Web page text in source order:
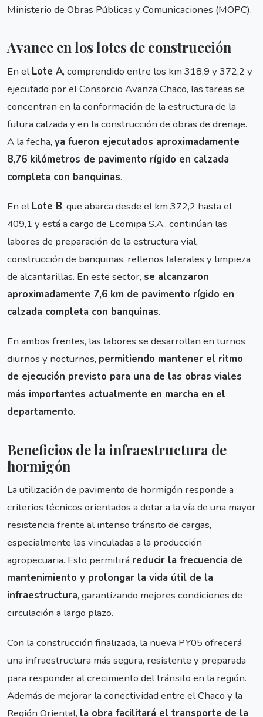
Ministerio de Obras Públicas y Comunicaciones (MOPC).
Avance en los lotes de construcción
En elLote A, comprendido entre los km 318,9 y 372,2 y
ejecutado por el Consorcio Avanza Chaco, las tareas se
concentran en la conformación de la estructura de la
futura calzada y en la construcción de obras de drenaje.
A la fecha, ya fueron ejecutados aproximadamente
8,76 kilómetros de pavimento rígido en calzada
completa con banquinas.
En elLote B, que abarca desde el km 372,2 hasta el
409,1 y está a cargo de Ecomipa S.A., continúan las
labores de preparación de la estructura vial,
construcción de banquinas, rellenos laterales y limpieza
de alcantarillas. En este sector, se alcanzaron
aproximadamente 7,6 km de pavimento rígido en
calzada completa con banquinas.
En ambos frentes, las labores se desarrollan en turnos
diurnos y nocturnos, permitiendo mantener el ritmo
de ejecución previsto para una de las obras viales
más importantes actualmente en marcha en el
departamento.
Beneficios de la infraestructura de
hormigón
La utilización de pavimento de hormigón responde a
criterios técnicos orientados a dotar a la vía de una mayor
resistencia frente al intenso tránsito de cargas,
especialmente las vinculadas a la producción
agropecuaria. Esto permitirá reducir la frecuencia de
mantenimiento y prolongar la vida útil de la
infraestructura, garantizando mejores condiciones de
circulación a largo plazo.
Con la construcción finalizada, la nueva PY05 ofrecerá
una infraestructura más segura, resistente y preparada
para responder al crecimiento del tránsito en la región.
Además de mejorar la conectividad entre el Chaco y la
Región Oriental, la obra facilitará el transporte de la